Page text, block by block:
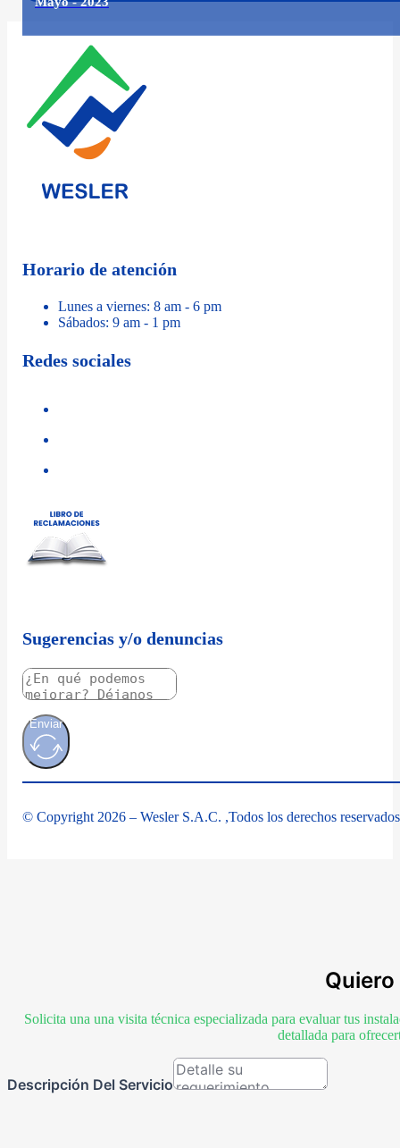
Horario de atención
Lunes a viernes: 8 am - 6 pm
Sábados: 9 am - 1 pm
Redes sociales
Sugerencias y/o denuncias
Enviar
© Copyright 2026 – Wesler S.A.C. ,Todos los derechos
Solicita una una visita técnica especializada para evaluar tus
detallada para
Descripción Del Servicio